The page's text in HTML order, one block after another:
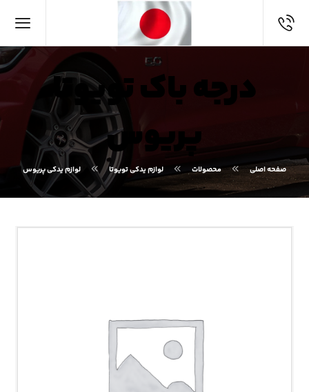
درجه باک تویوتا
پریوس
صفحه اصلی محصولات لوازم یدکی تویوتا لوازم یدکی پریوس